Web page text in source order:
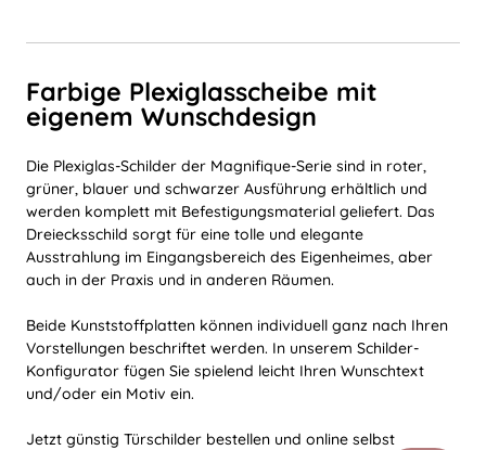
Farbige Plexiglasscheibe mit
eigenem Wunschdesign
Die Plexiglas-Schilder der Magnifique-Serie sind in roter,
grüner, blauer und schwarzer Ausführung erhältlich und
werden komplett mit Befestigungsmaterial geliefert. Das
Dreiecksschild sorgt für eine tolle und elegante
Ausstrahlung im Eingangsbereich des Eigenheimes, aber
auch in der Praxis und in anderen Räumen.
Beide Kunststoffplatten können individuell ganz nach Ihren
Vorstellungen beschriftet werden. In unserem Schilder-
Konfigurator fügen Sie spielend leicht Ihren Wunschtext
und/oder ein Motiv ein.
Jetzt günstig Türschilder bestellen und online selbst